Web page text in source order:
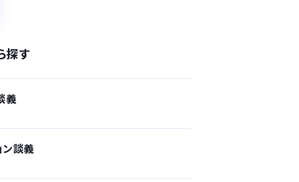
探す
義
ン談義